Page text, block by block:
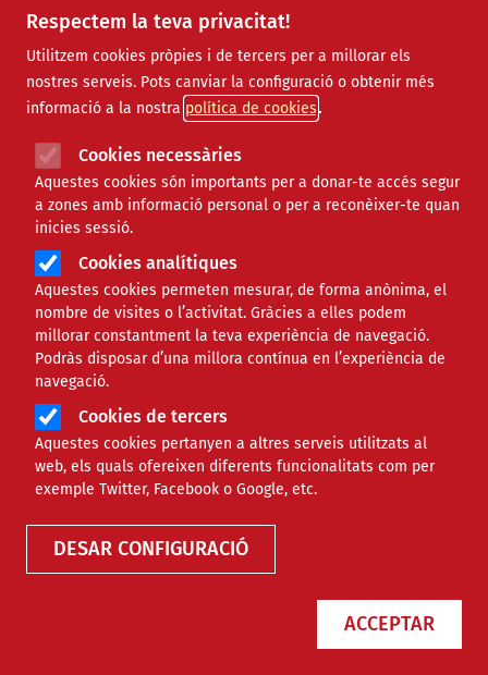
Respectem la teva privacitat!
Utilitzem cookies pròpies i de tercers per a millorar els
nostres serveis. Pots canviar la configuració o obtenir més
informació a la nostra política de cookies
Cookies necessàries
Aquestes cookies són importants per a donar-te accés segur
a zones amb informació personal o per a reconèixer-te quan
inicies sessió.
Cookies analítiques
Aquestes cookies permeten mesurar, de forma anònima, el
nombre de visites o l’activitat. Gràcies a elles podem
millorar constantment la teva experiència de navegació.
Podràs disposar d’una millora contínua en l’experiència de
navegació.
Cookies de tercers
Aquestes cookies pertanyen a altres serveis utilitzats al
web, els quals ofereixen diferents funcionalitats com per
exemple Twitter, Facebook o Google, etc.
DESAR CONFIGURACIÓ
ACCEPTAR
Mullat
La Fundació Esclerosi Múltiple
necessita nou-centes persones
voluntàries per a 'Una poma per la
vida'
NOTÍCIES SOCIAL